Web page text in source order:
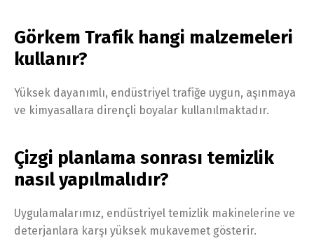
Görkem Trafik hangi malzemeleri
kullanır?
Yüksek dayanımlı, endüstriyel trafiğe uygun, aşınmaya
ve kimyasallara dirençli boyalar kullanılmaktadır.
Çizgi planlama sonrası temizlik
nasıl yapılmalıdır?
Uygulamalarımız, endüstriyel temizlik makinelerine ve
deterjanlara karşı yüksek mukavemet gösterir.